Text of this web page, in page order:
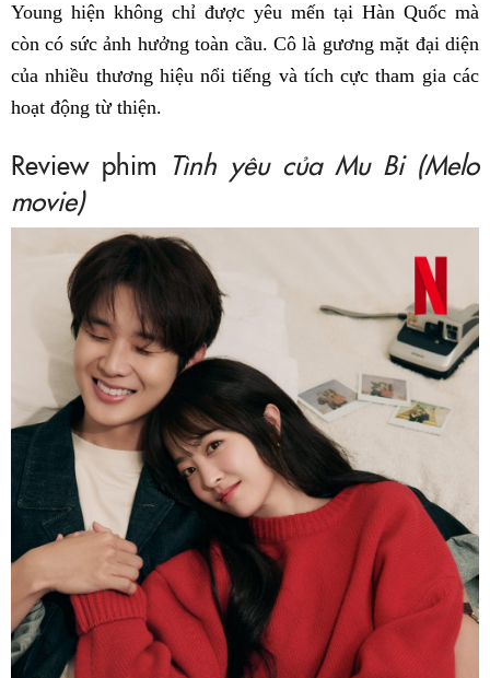
Young hiện không chỉ được yêu mến tại Hàn Quốc mà
còn có sức ảnh hưởng toàn cầu. Cô là gương mặt đại diện
của nhiều thương hiệu nổi tiếng và tích cực tham gia các
hoạt động từ thiện.
Review phim Tình yêu của Mu Bi (Melo
movie)